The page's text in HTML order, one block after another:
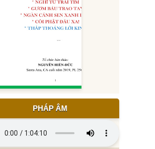
PHÁP ÂM